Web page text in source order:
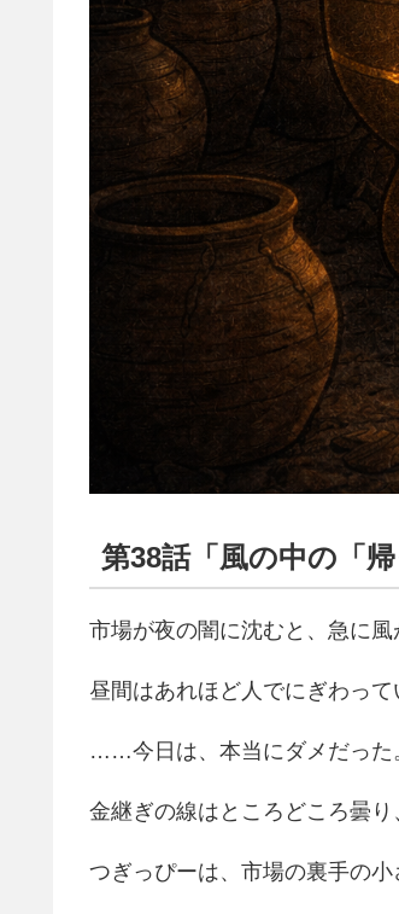
第38話「風の中の「帰
市場が夜の闇に沈むと、急に風
昼間はあれほど人でにぎわっ
……今日は、本当にダメだった
金継ぎの線はところどころ曇
つぎっぴーは、市場の裏手の小